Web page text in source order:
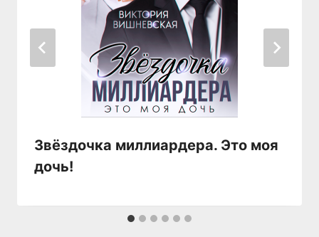
Звёздочка миллиардера. Это моя
дочь!